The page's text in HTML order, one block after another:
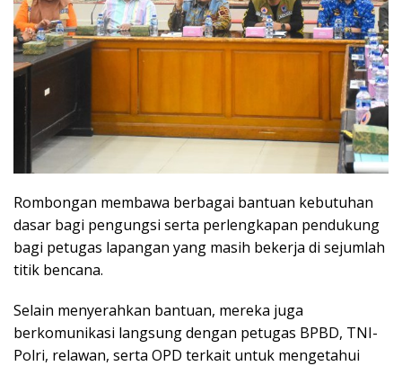
Rombongan membawa berbagai bantuan kebutuhan
dasar bagi pengungsi serta perlengkapan pendukung
bagi petugas lapangan yang masih bekerja di sejumlah
titik bencana.
Selain menyerahkan bantuan, mereka juga
berkomunikasi langsung dengan petugas BPBD, TNI-
Polri, relawan, serta OPD terkait untuk mengetahui